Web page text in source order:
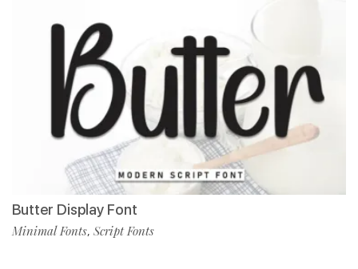
Butter Display Font
Minimal Fonts, Script Fonts